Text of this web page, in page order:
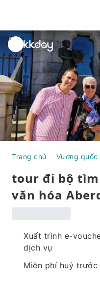
unread
notifications
Trang chủ Vương quốc
tour đi bộ
văn hóa
Xuất trình e-
dịch vụ
Miễn phí huỷ trước